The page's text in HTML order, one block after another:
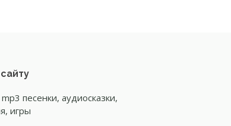
песенки, аудиосказки,
игры